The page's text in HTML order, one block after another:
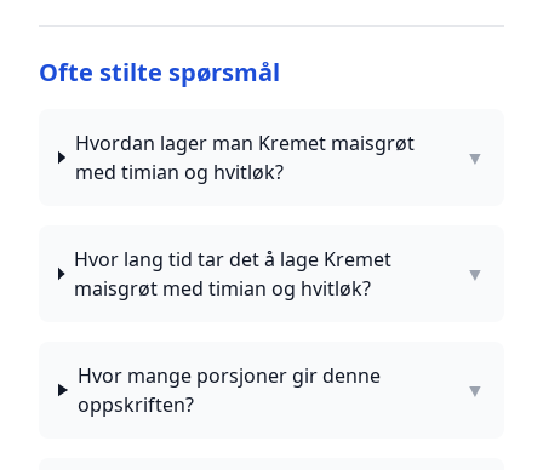
Ofte stilte spørsmål
Hvordan lager man Kremet maisgrøt
med timian og hvitløk?
▼
Hvor lang tid tar det å lage Kremet
maisgrøt med timian og hvitløk?
▼
Hvor mange porsjoner gir denne
oppskriften?
▼